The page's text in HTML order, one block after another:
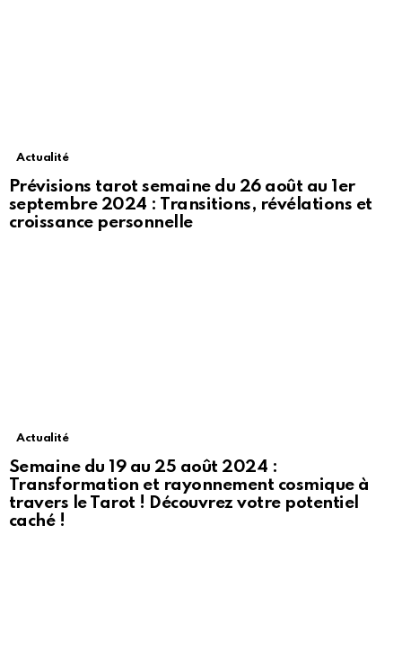
Actualité
Prévisions tarot semaine du 26 août au 1er
septembre 2024 : Transitions, révélations et
croissance personnelle
Actualité
Semaine du 19 au 25 août 2024 :
Transformation et rayonnement cosmique à
travers le Tarot ! Découvrez votre potentiel
caché !